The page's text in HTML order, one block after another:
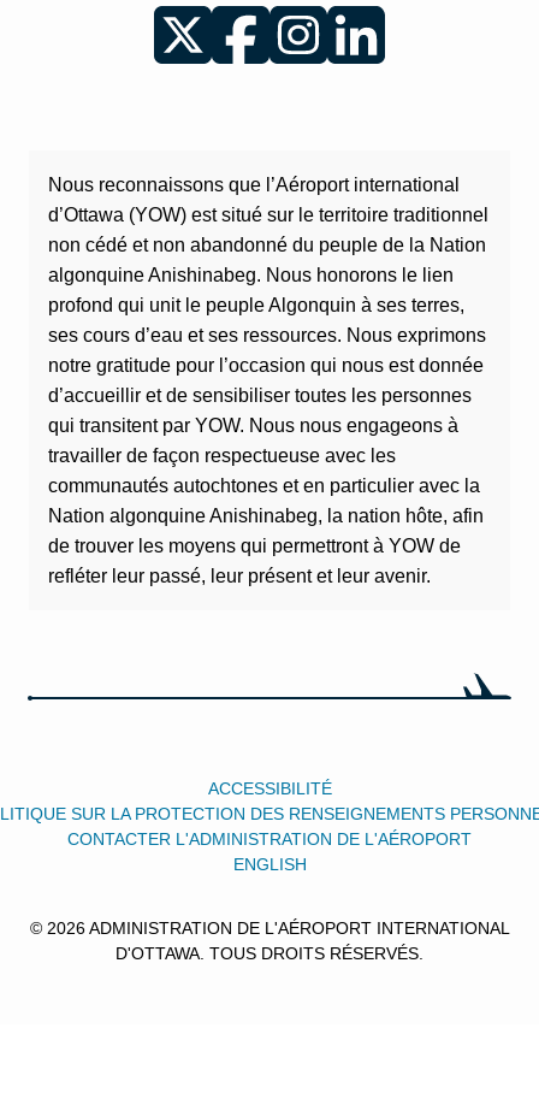
Twitter FacebookInstagramLinkedIn
Nous reconnaissons que l’Aéroport international
d’Ottawa (YOW) est situé sur le territoire traditionnel
non cédé et non abandonné du peuple de la Nation
algonquine Anishinabeg. Nous honorons le lien
profond qui unit le peuple Algonquin à ses terres,
ses cours d’eau et ses ressources. Nous exprimons
notre gratitude pour l’occasion qui nous est donnée
d’accueillir et de sensibiliser toutes les personnes
qui transitent par YOW. Nous nous engageons à
travailler de façon respectueuse avec les
communautés autochtones et en particulier avec la
Nation algonquine Anishinabeg, la nation hôte, afin
de trouver les moyens qui permettront à YOW de
refléter leur passé, leur présent et leur avenir.
ACCESSIBILITÉ
SUR LA PROTECTION DES RENSEIGNEMENTS
CONTACTER L'ADMINISTRATION DE L'AÉROPORT
ENGLISH
© 2026 ADMINISTRATION DE L'AÉROPORT INTERNATIONAL
D'OTTAWA. TOUS DROITS RÉSERVÉS.